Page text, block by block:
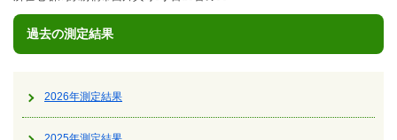
過去の測定結果
2026年測定結果